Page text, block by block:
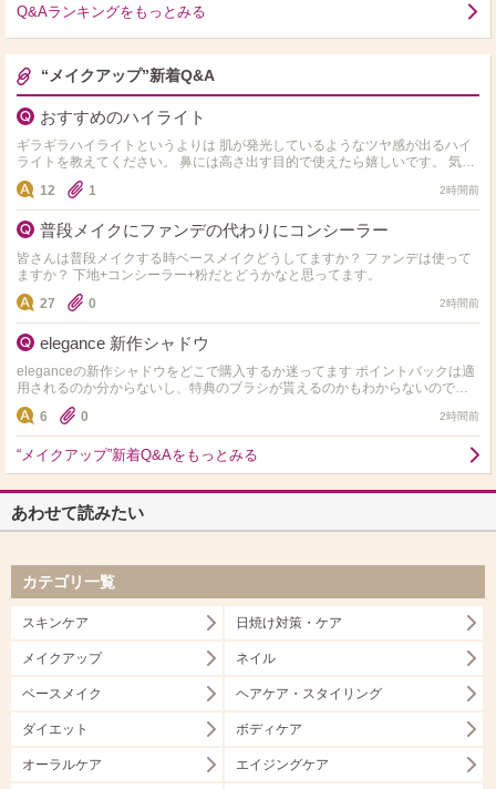
Q&Aランキングをもっとみる
“メイクアップ”新着Q&A
おすすめのハイライト
ギラギラハイライトというよりは 肌が発光しているようなツヤ感が出るハイ
ライトを教えてください。 鼻には高さ出す目的で使えたら嬉しいです。 気に
なってるのは以下の4つです。 ・Dior ディ…
12 1 2時間前
普段メイクにファンデの代わりにコンシーラー
皆さんは普段メイクする時ベースメイクどうしてますか？ ファンデは使って
ますか？ 下地+コンシーラー+粉だとどうかなと思ってます。
27
0 2時間前
elegance 新作シャドウ
eleganceの新作シャドウをどこで購入するか迷ってます ポイントバックは適
用されるのか分からないし、特典のブラシが貰えるのかもわからないのです
が詳しい方いらっしゃいますか？ なるべくお得に…
6 0 2時間前
“メイクアップ”新着Q&Aをもっとみる
あわせて読みたい
カテゴリ一覧
スキンケア 日焼け対策・ケア
メイクアップ ネイル
ベースメイク ヘアケア・スタイリング
ダイエット ボディケア
オーラルケア エイジングケア